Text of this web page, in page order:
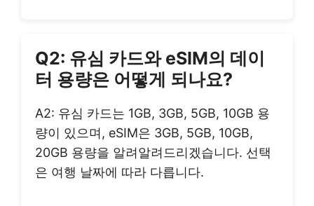
Q2: 유심 카드와 eSIM의 데이
터 용량은 어떻게 되나요?
A2: 유심 카드는 1GB, 3GB, 5GB, 10GB 용
량이 있으며, eSIM은 3GB, 5GB, 10GB,
20GB 용량을 알려알려드리겠습니다. 선택
은 여행 날짜에 따라 다릅니다.